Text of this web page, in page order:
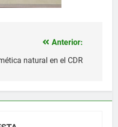
Anterior:
natural en el CDR